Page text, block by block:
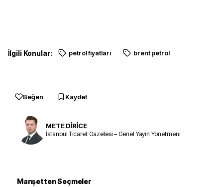
İlgili Konular: petrol fiyatları brent petrol
Beğen Kaydet
METE DİRİCE
İstanbul Ticaret Gazetesi – Genel Yayın Yönetmeni
Manşetten Seçmeler